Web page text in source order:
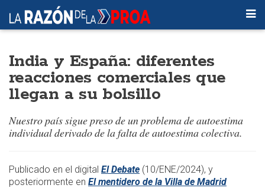
India y España: diferentes
reacciones comerciales que
llegan a su bolsillo
Nuestro país sigue preso de un problema de autoestima
individual derivado de la falta de autoestima colectiva.
​​Publicado en el digital El Debate (10/ENE/2024), y
posteriormente en El mentidero de la Villa de Madrid